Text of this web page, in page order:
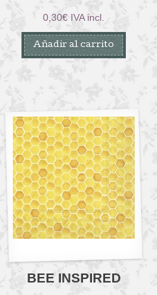
0,30€ IVA incl.
Añadir al carrito
BEE INSPIRED